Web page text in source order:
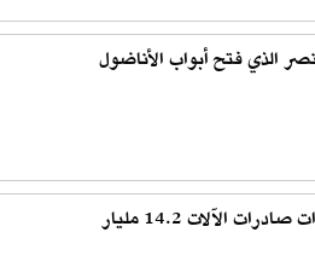
الذي فتح أبواب الأناضول
تركيا.. عائدات صادرات الآلات 14.2 مليار